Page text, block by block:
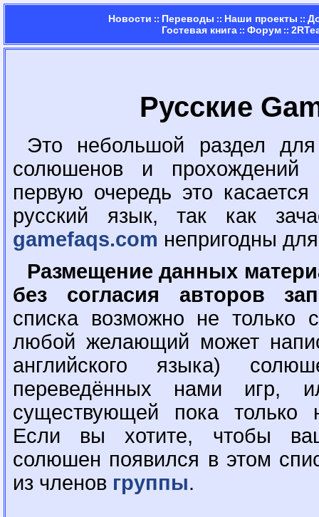
Новости :: Переводы :: Наши проекты ::
Гостевая книга :: Форум ::
Русские
Это небольшой раздел
солюшенов и прохождений
первую очередь это
русский язык, так как
gamefaqs.com непригодны
Размещение данных
без согласия авторов
списка возможно не только
любой желающий может
английского языка)
переведённых нами игр,
существующей пока только
Если вы хотите, чтобы
солюшен появился в этом
из членов группы.